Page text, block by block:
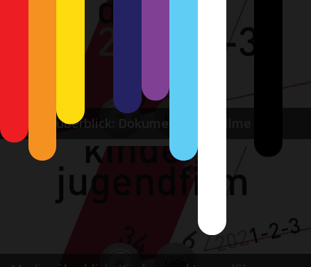
Medienüberblick: Dokumentationsfilme